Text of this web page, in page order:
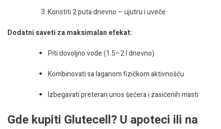
Koristiti 2 puta dnevno – ujutru i uveče
Dodatni saveti za maksimalan efekat:
Piti dovoljno vode (1.5–2 l dnevno)
Kombinovati sa laganom fizičkom aktivnošću
Izbegavati preteran unos šećera i zasićenih masti
Gde kupiti Glutecell? U apoteci ili na